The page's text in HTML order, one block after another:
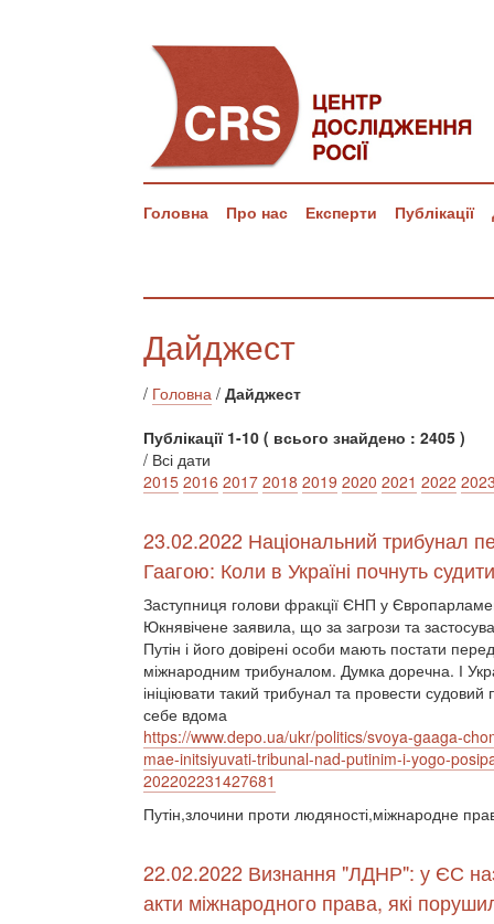
Головна Про нас Експерти Публікації
Дайджест
/ Головна / Дайджест
Публікації 1-10 ( всього знайдено : 2405 )
/ Всі дати
2015 2016 2017 2018 2019 2020 2021 2022
23.02.2022 Національний трибунал
Гаагою: Коли в Україні почнуть
Заступниця голови фракції ЄНП у
Юкнявічене заявила, що за загрози та
Путін і його довірені особи мають постати перед
міжнародним трибуналом. Думка доречна. І
ініціювати такий трибунал та провести судовий
себе вдома
https://www.depo.ua/ukr/politics/svoya-gaaga-
mae-initsiyuvati-tribunal-nad-putinim-i-yogo-
202202231427681
Путін,злочини проти людяності,міжнародне
22.02.2022 Визнання "ЛДНР": у ЄС
акти міжнародного права, які